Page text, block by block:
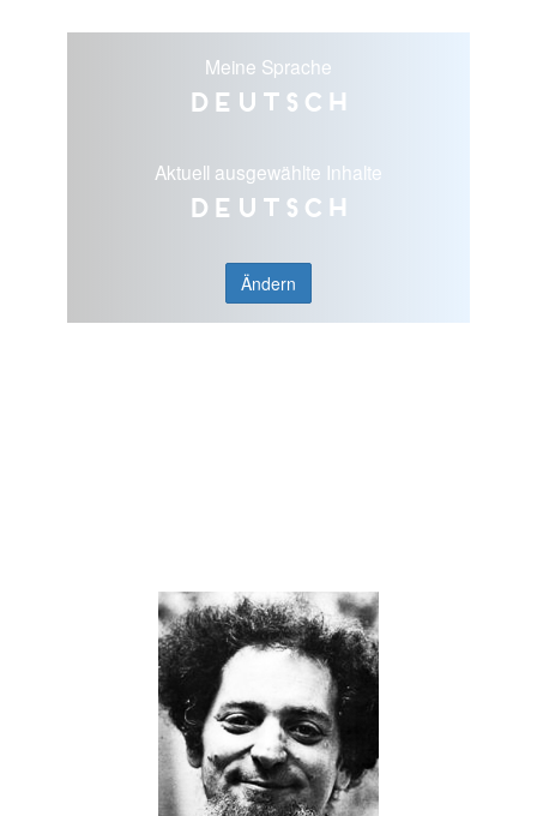
Meine Sprache
Deutsch
Aktuell ausgewählte Inhalte
Deutsch
Ändern